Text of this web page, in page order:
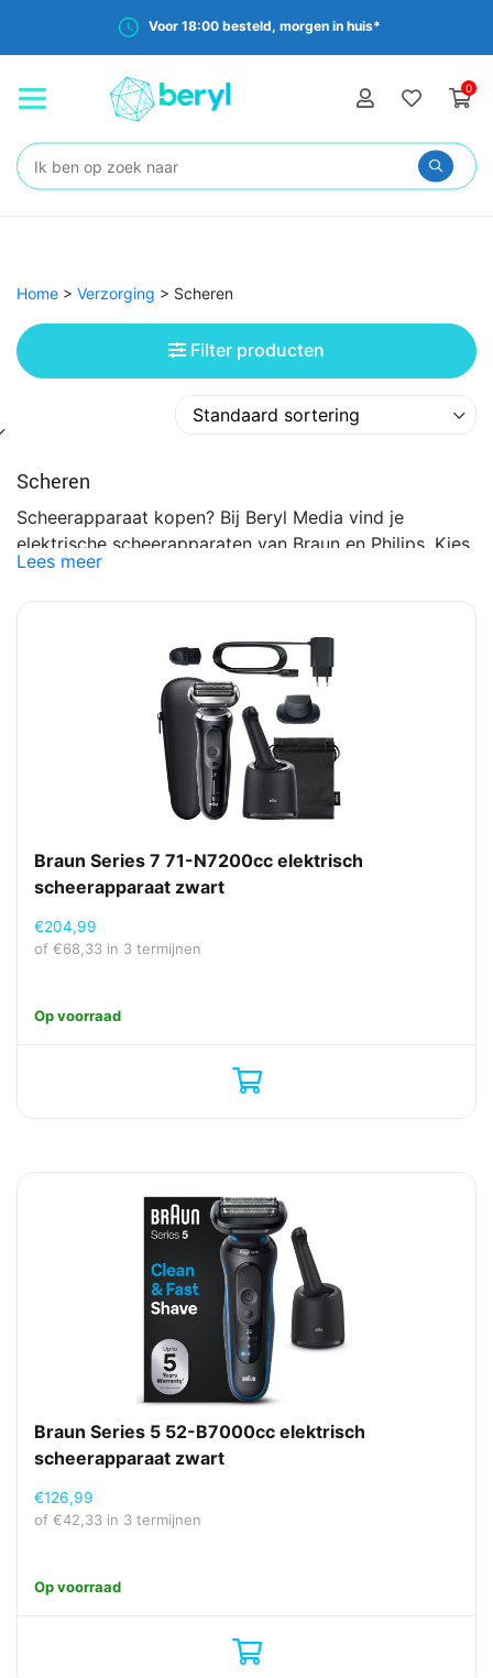
Voor 18:00 besteld, morgen in huis*
0
Zoeken:
Home > Verzorging > Scheren
Filter producten
Scheren
Scheerapparaat kopen? Bij Beryl Media vind je
elektrische scheerapparaten van Braun en Philips. Kies
uit modellen voor droog of nat scheren, met functies
scheerapparaat betalen in termijnen, gespreid betalen
of achteraf betalen? Bij Beryl Media kies je eenvoudig
de betaalmethode die bij je past. Ook een
scheerapparaat zakelijk op rekening kopen via Billie is
Lees meer
Braun Series 7 71-N7200cc elektrisch
scheerapparaat zwart
€204,99
of €68,33 in 3 termijnen
Op voorraad
Braun Series 5 52-B7000cc elektrisch
scheerapparaat zwart
€126,99
of €42,33 in 3 termijnen
Op voorraad